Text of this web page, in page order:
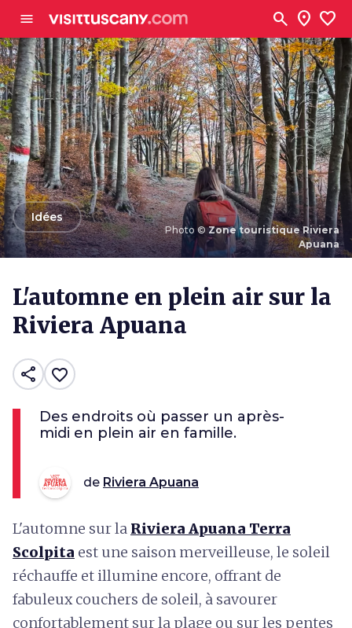
menu search location_on favorite
Photo ©Zone touristique Riviera
Apuana
arrow_backIdées
L'automne en plein air sur la
Riviera Apuana
share favorite_border
Des endroits où passer un après-
midi en plein air en famille.
de Riviera Apuana
L'automne sur la Riviera Apuana Terra
Scolpita est une saison merveilleuse, le soleil
réchauffe et illumine encore, offrant de
fabuleux couchers de soleil, à savourer
confortablement sur la plage ou sur les pentes